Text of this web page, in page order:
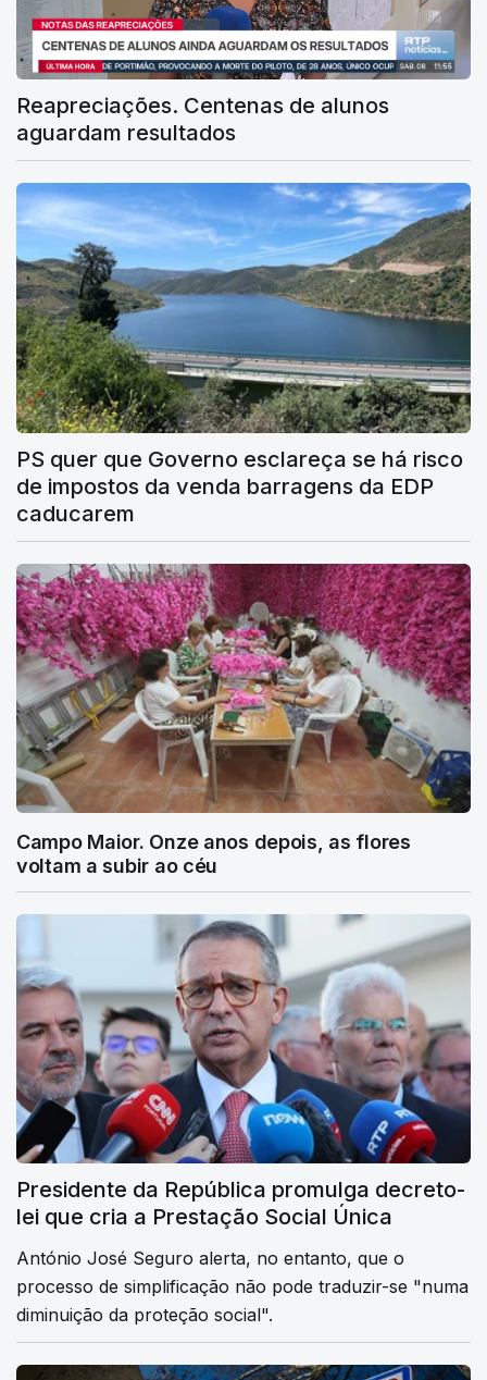
Reapreciações. Centenas de alunos
aguardam resultados
PS quer que Governo esclareça se há risco
de impostos da venda barragens da EDP
caducarem
Campo Maior. Onze anos depois, as flores
voltam a subir ao céu
Presidente da República promulga decreto-
lei que cria a Prestação Social Única
António José Seguro alerta, no entanto, que o
processo de simplificação não pode traduzir-se "numa
diminuição da proteção social".